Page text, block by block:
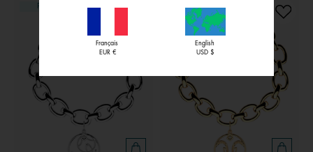
PERSONNALISABLE PERSONNALISABLE
Français
EUR €
English
USD $